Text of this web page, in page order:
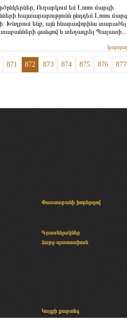
Ուղարկում եմ Լոռու մարզի
հայտարարությունն ընդդեմ Լոռու
ենք, այն հնարավորինս
ցանցով և տեղադրել Պալատի...
871 872 873 874 875 876 877
Փաստաբանի խորհրդով
Գրասենյակներ
Հարց-պատասխան
Կայքի քարտեզ